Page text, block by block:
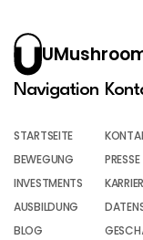
Navigation
STARTSEITE
BEWEGUNG
INVESTMENTS
AUSBILDUNG
BLOG
PRESSE